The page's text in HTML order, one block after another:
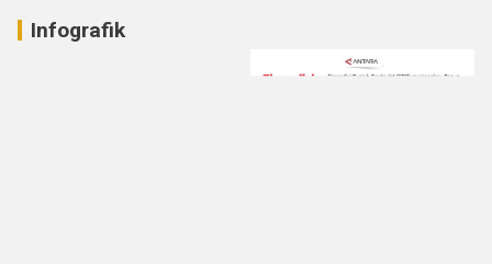
Infografik